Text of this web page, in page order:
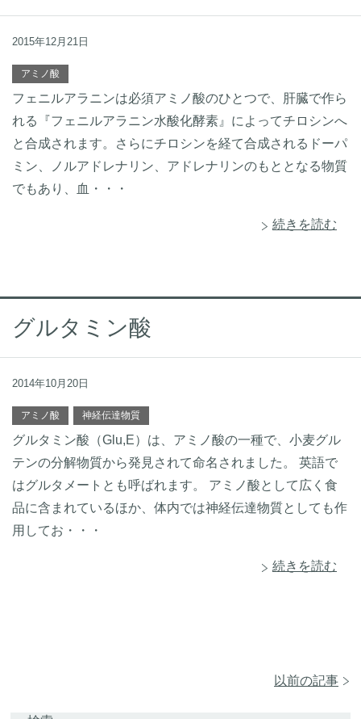
2015年12月21日
アミノ酸
フェニルアラニンは必須アミノ酸のひとつで、肝臓で作ら
れる『フェニルアラニン水酸化酵素』によってチロシンへ
と合成されます。さらにチロシンを経て合成されるドーパ
ミン、ノルアドレナリン、アドレナリンのもととなる物質
でもあり、血・・・
続きを読む
グルタミン酸
2014年10月20日
アミノ酸 神経伝達物質
グルタミン酸（Glu,E）は、アミノ酸の一種で、小麦グル
テンの分解物質から発見されて命名されました。 英語で
はグルタメートとも呼ばれます。 アミノ酸として広く食
品に含まれているほか、体内では神経伝達物質としても作
用してお・・・
続きを読む
以前の記事